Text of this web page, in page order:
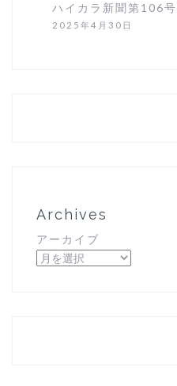
ハイカラ新聞第106号
2025年4月30日
Archives
アーカイブ